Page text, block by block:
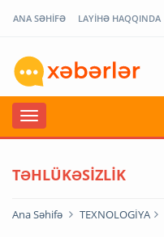
ANA SƏHİFƏ LAYİHƏ HAQQINDA
TƏHLÜKƏSİZLİK
Ana Səhifə TEXNOLOGİYA